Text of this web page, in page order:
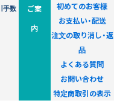
手数
ご案
内
初めてのお客様
お支払い・配送
注文の取り消し・返
品
よくある質問
お問い合わせ
特定商取引の表示